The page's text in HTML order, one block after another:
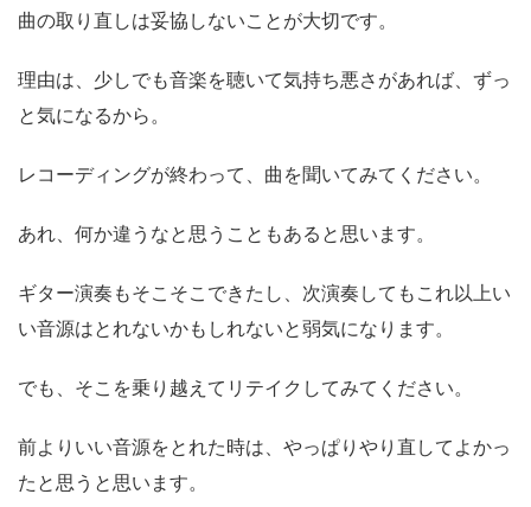
曲の取り直しは妥協しないことが大切です。
理由は、少しでも音楽を聴いて気持ち悪さがあれば、ずっ
と気になるから。
レコーディングが終わって、曲を聞いてみてください。
あれ、何か違うなと思うこともあると思います。
ギター演奏もそこそこできたし、次演奏してもこれ以上い
い音源はとれないかもしれないと弱気になります。
でも、そこを乗り越えてリテイクしてみてください。
前よりいい音源をとれた時は、やっぱりやり直してよかっ
たと思うと思います。